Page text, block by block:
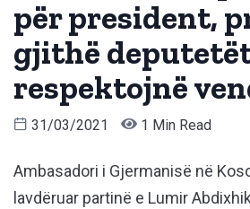
për president,
gjithë
respektojnë
31/03/2021 1 Min Read
Ambasadori i Gjermanisë në
lavdëruar partinë e Lumir